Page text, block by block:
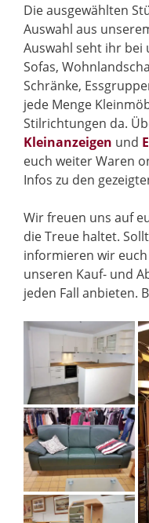
Die ausgewählten
Auswahl aus
Auswahl seht ihr
Sofas,
Schränke,
jede Menge
Stilrichtungen da.
Kleinanzeigen und
euch weiter Waren
Infos zu den
Wir freuen uns auf
die Treue haltet.
informieren wir
unseren Kauf- und
jeden Fall anbieten.